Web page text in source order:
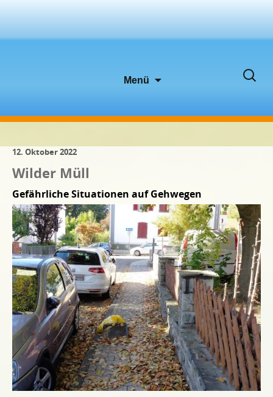
Menü
Suchen
12. Oktober 2022
Wilder Müll
Gefährliche Situationen auf Gehwegen